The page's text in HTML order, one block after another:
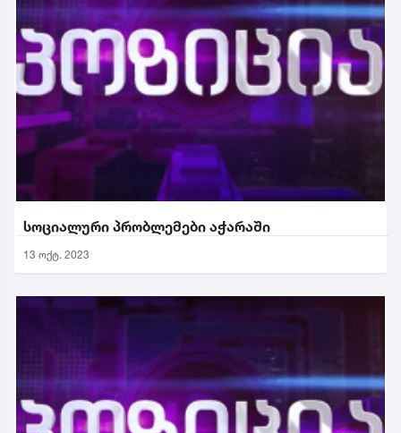
სოციალური პრობლემები აჭარაში
13 ოქტ. 2023